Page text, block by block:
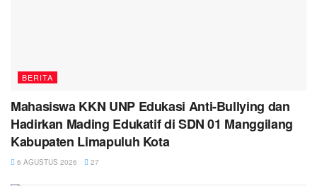
BERITA
Mahasiswa KKN UNP Edukasi Anti-Bullying dan
Hadirkan Mading Edukatif di SDN 01 Manggilang
Kabupaten Limapuluh Kota
6 AGUSTUS 2026 27